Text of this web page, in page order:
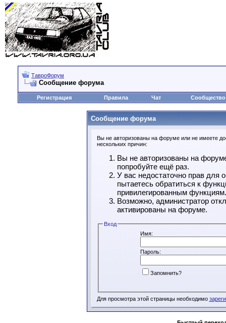
ТавроФорум
Сообщение форума
Регистрация Правила Чат Сообщество
Сообщение форума
Вы не авторизованы на форуме или не имеете
нескольких причин:
Вы не авторизованы на
попробуйте ещё раз.
У вас недостаточно прав для
пытаетесь обратиться к
привилегированным функциям.
Возможно, администратор
активированы на форуме.
Вход
Имя:
Пароль:
Запомнить?
Для просмотра этой страницы необходимо